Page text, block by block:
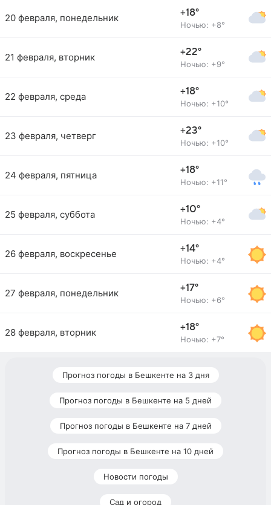
20 февраля, понедельник +18°
Ночью: +8°
21 февраля, вторник +22°
Ночью: +9°
22 февраля, среда +18°
Ночью: +10°
23 февраля, четверг +23°
Ночью: +10°
24 февраля, пятница +18°
Ночью: +11°
25 февраля, суббота +10°
Ночью: +4°
26 февраля, воскресенье +14°
Ночью: +4°
27 февраля, понедельник +17°
Ночью: +6°
28 февраля, вторник +18°
Ночью: +7°
Прогноз погоды в Бешкенте на 3 дня
Прогноз погоды в Бешкенте на 5 дней
Прогноз погоды в Бешкенте на 7 дней
Прогноз погоды в Бешкенте на 10 дней
Новости погоды
Сад и огород